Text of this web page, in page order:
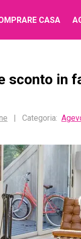
CASA
sconto in
| Categoria: